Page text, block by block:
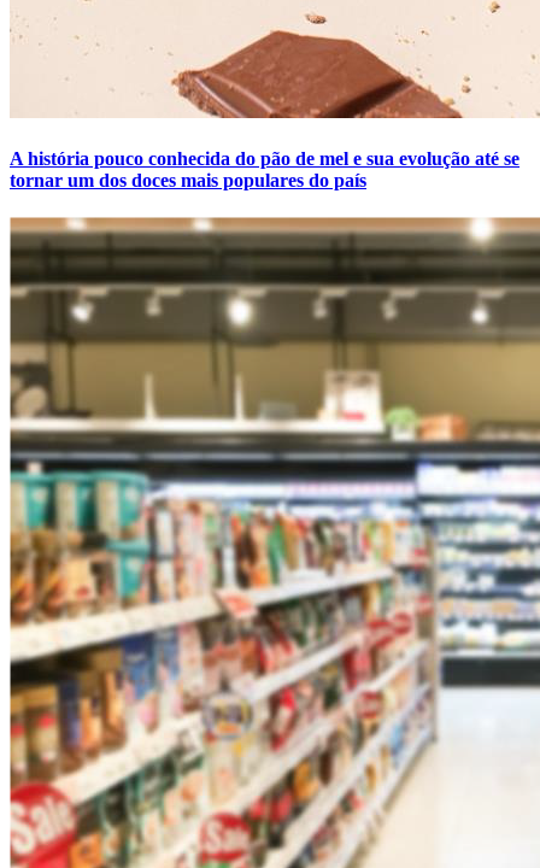
A história pouco conhecida do pão de mel e sua evolução até se
tornar um dos doces mais populares do país